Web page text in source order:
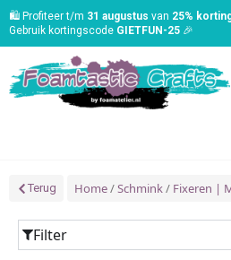
🛍️ Profiteer t/m 31 augustus van 25%
Gebruik kortingscode GIETFUN-25 🎉
Terug Home/Schmink/ Fixeren |
Filter